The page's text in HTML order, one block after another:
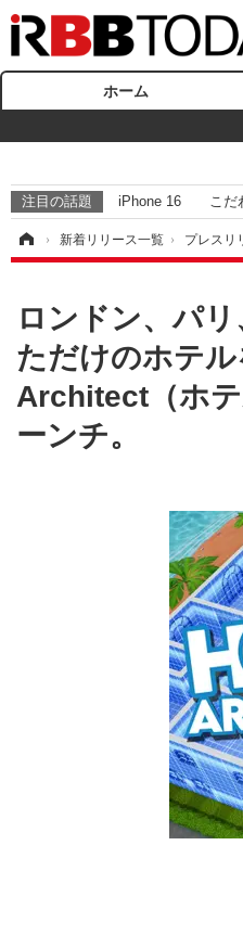
ホーム
注目の話題 iPhone 16 こだ
› 新着リリース一覧 › プレスリ
ロンドン、パ
ただけのホテ
Architect（ホ
ーンチ。